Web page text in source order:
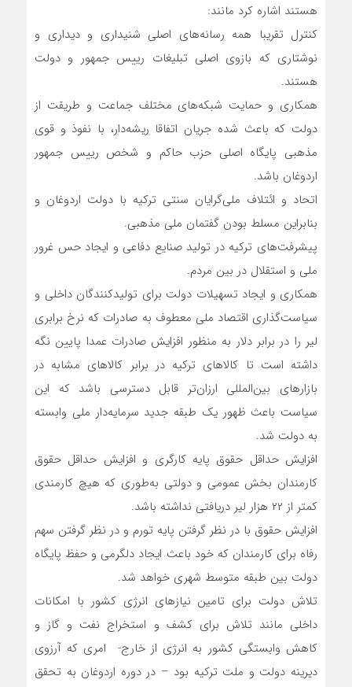
هستند اشاره کرد مانند:
کنترل تقریبا همه رسانه‌های اصلی شنیداری و دیداری و
نوشتاری که بازوی اصلی تبلیغات رییس جمهور و دولت
هستند.
همکاری و حمایت شبکه‌های مختلف جماعت و طریقت از
دولت که باعث شده جریان اتفاقا ریشه‌دار، با نفوذ و قوی
مذهبی پایگاه اصلی حزب حاکم و شخص رییس جمهور
اردوغان باشد.
اتحاد و ائتلاف ملی‌گرایان سنتی ترکیه با دولت اردوغان و
بنابراین مسلط بودن گفتمان ملی مذهبی.
پیشرفت‌های ترکیه در تولید صنایع دفاعی و ایجاد حس غرور
ملی و استقلال در بین مردم.
همکاری و ایجاد تسهیلات دولت برای تولیدکنندگان داخلی و
سیاست‌گذاری اقتصاد ملی معطوف به صادرات که نرخ برابری
لیر را در برابر دلار به منظور افزایش صادرات عمدا پایین نگه
داشته است تا کالاهای ترکیه در برابر کالاهای مشابه در
بازارهای بین‌المللی ارزان‌تر قابل دسترسی باشد که این
سیاست باعث ظهور یک طبقه جدید سرمایه‌دار ملی وابسته
به دولت شد.
افزایش حداقل حقوق پایه کارگری و افزایش حداقل حقوق
کارمندان بخش عمومی و دولتی به‌طوری که هیچ کارمندی
کمتر از ۲۲ هزار لیر دریافتی نداشته باشد.
افزایش حقوق با در نظر گرفتن پایه تورم و در نظر گرفتن سهم
رفاه برای کارمندان که خود باعث ایجاد دلگرمی و حفظ پایگاه
دولت بین طبقه متوسط شهری خواهد شد.
تلاش دولت برای تامین نیازهای انرژی کشور با امکانات
داخلی مانند تلاش برای کشف و استخراج نفت و گاز و
کاهش وابستگی کشور به انرژی از خارج- امری که آرزوی
دیرینه دولت و ملت ترکیه بود – در دوره اردوغان به تحقق